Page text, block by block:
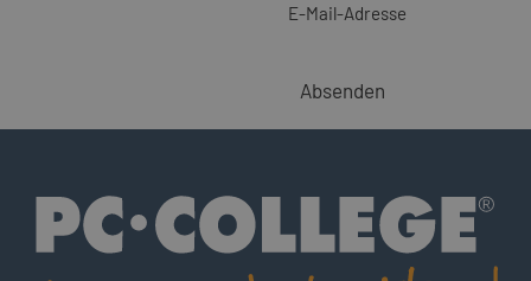
E-Mail-Adresse
Absenden